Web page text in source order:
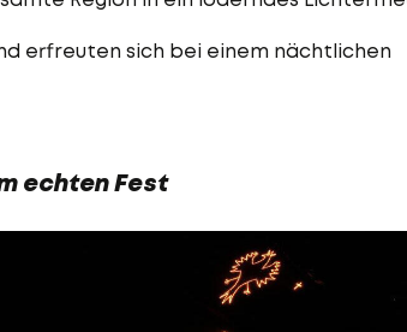
erfreuten sich bei einem nächtlichen
echten Fest